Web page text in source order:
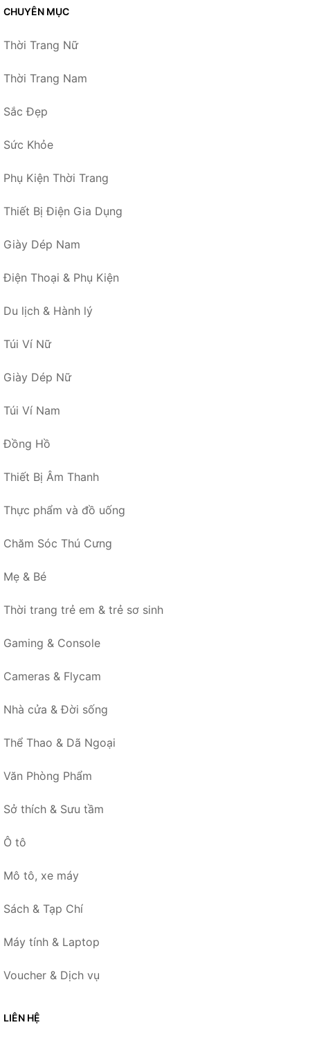
CHUYÊN MỤC
Thời Trang Nữ
Thời Trang Nam
Sắc Đẹp
Sức Khỏe
Phụ Kiện Thời Trang
Thiết Bị Điện Gia Dụng
Giày Dép Nam
Điện Thoại & Phụ Kiện
Du lịch & Hành lý
Túi Ví Nữ
Giày Dép Nữ
Túi Ví Nam
Đồng Hồ
Thiết Bị Âm Thanh
Thực phẩm và đồ uống
Chăm Sóc Thú Cưng
Mẹ & Bé
Thời trang trẻ em & trẻ sơ sinh
Gaming & Console
Cameras & Flycam
Nhà cửa & Đời sống
Thể Thao & Dã Ngoại
Văn Phòng Phẩm
Sở thích & Sưu tầm
Ô tô
Mô tô, xe máy
Sách & Tạp Chí
Máy tính & Laptop
Voucher & Dịch vụ
LIÊN HỆ